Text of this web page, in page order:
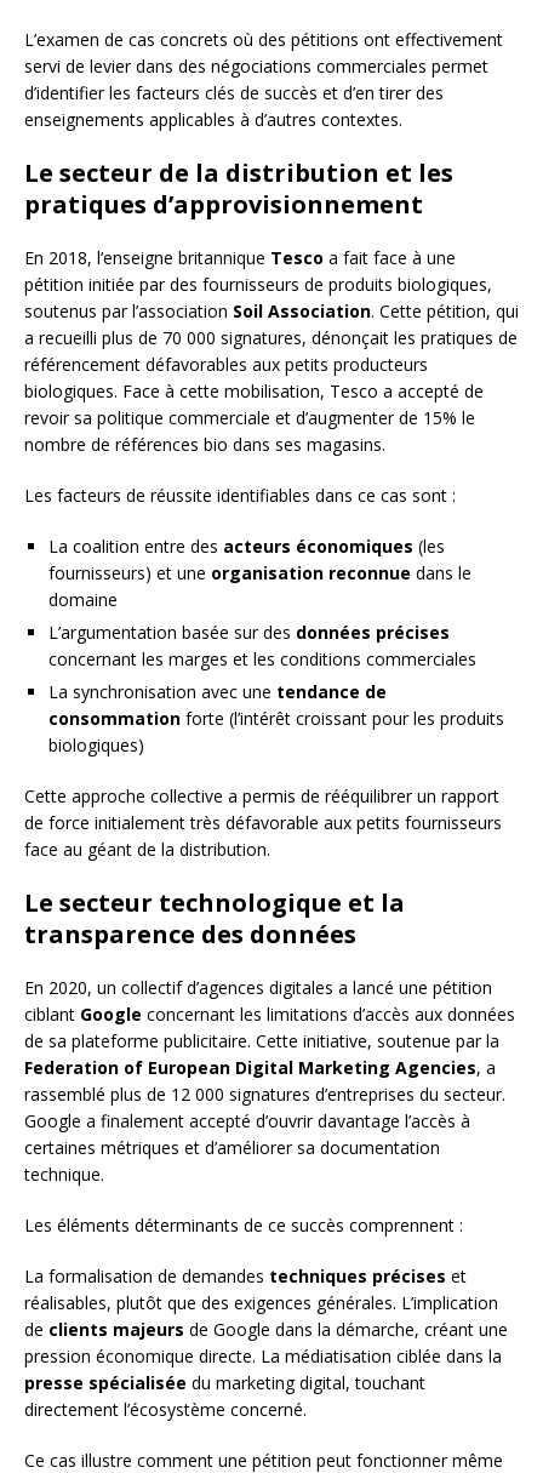
L’examen de cas concrets où des pétitions ont effectivement
servi de levier dans des négociations commerciales permet
d’identifier les facteurs clés de succès et d’en tirer des
enseignements applicables à d’autres contextes.
Le secteur de la distribution et les
pratiques d’approvisionnement
En 2018, l’enseigne britannique Tesco a fait face à une
pétition initiée par des fournisseurs de produits biologiques,
soutenus par l’association Soil Association. Cette pétition, qui
a recueilli plus de 70 000 signatures, dénonçait les pratiques de
référencement défavorables aux petits producteurs
biologiques. Face à cette mobilisation, Tesco a accepté de
revoir sa politique commerciale et d’augmenter de 15% le
nombre de références bio dans ses magasins.
Les facteurs de réussite identifiables dans ce cas sont :
La coalition entre des acteurs économiques (les
fournisseurs) et une organisation reconnue dans le
domaine
L’argumentation basée sur des données précises
concernant les marges et les conditions commerciales
La synchronisation avec une tendance de
consommation forte (l’intérêt croissant pour les produits
biologiques)
Cette approche collective a permis de rééquilibrer un rapport
de force initialement très défavorable aux petits fournisseurs
face au géant de la distribution.
Le secteur technologique et la
transparence des données
En 2020, un collectif d’agences digitales a lancé une pétition
ciblant Google concernant les limitations d’accès aux données
de sa plateforme publicitaire. Cette initiative, soutenue par la
Federation of European Digital Marketing Agencies, a
rassemblé plus de 12 000 signatures d’entreprises du secteur.
Google a finalement accepté d’ouvrir davantage l’accès à
certaines métriques et d’améliorer sa documentation
technique.
Les éléments déterminants de ce succès comprennent :
La formalisation de demandes techniques précises et
réalisables, plutôt que des exigences générales. L’implication
de clients majeurs de Google dans la démarche, créant une
pression économique directe. La médiatisation ciblée dans la
presse spécialisée du marketing digital, touchant
directement l’écosystème concerné.
Ce cas illustre comment une pétition peut fonctionner même